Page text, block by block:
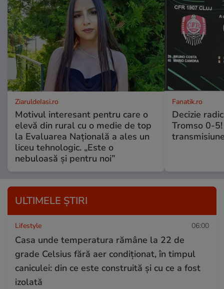
ZiaruldeIasi.ro
Motivul interesant pentru care o
elevă din rural cu o medie de top
la Evaluarea Națională a ales un
liceu tehnologic. „Este o
nebuloasă și pentru noi”
Fanatik.ro
Decizie
Tromso 0-
ULTIMELE ȘTIRI
Lifestyle 06:00
Casa unde temperatura rămâne la 22 de
grade Celsius fără aer condiționat, în timpul
caniculei: din ce este construită și cu ce a fost
izolată